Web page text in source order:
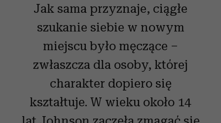
Jak sama przyznaje, ciągłe
szukanie siebie w nowym
miejscu było męczące –
zwłaszcza dla osoby, której
charakter dopiero się
kształtuje. W wieku około 14